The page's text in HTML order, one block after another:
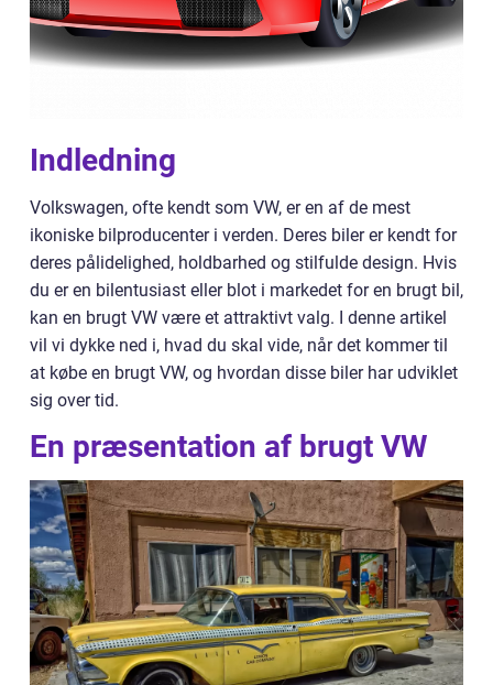
Indledning
Volkswagen, ofte kendt som VW, er en af de mest
ikoniske bilproducenter i verden. Deres biler er kendt for
deres pålidelighed, holdbarhed og stilfulde design. Hvis
du er en bilentusiast eller blot i markedet for en brugt bil,
kan en brugt VW være et attraktivt valg. I denne artikel
vil vi dykke ned i, hvad du skal vide, når det kommer til
at købe en brugt VW, og hvordan disse biler har udviklet
sig over tid.
En præsentation af brugt VW